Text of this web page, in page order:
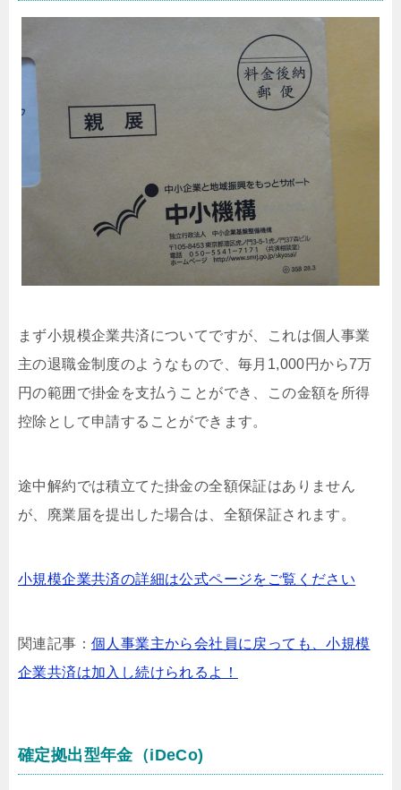
まず小規模企業共済についてですが、これは個人事業
主の退職金制度のようなもので、毎月1,000円から7万
円の範囲で掛金を支払うことができ、この金額を所得
控除として申請することができます。
途中解約では積立てた掛金の全額保証はありません
が、廃業届を提出した場合は、全額保証されます。
小規模企業共済の詳細は公式ページをご覧ください
関連記事： 個人事業主から会社員に戻っても、小規模
企業共済は加入し続けられるよ！
確定拠出型年金（iDeCo)